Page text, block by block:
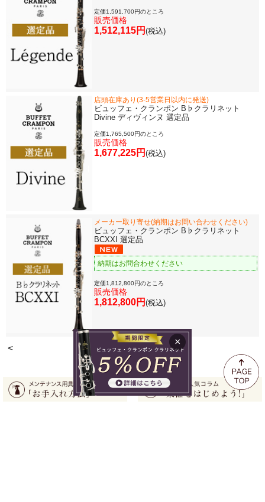
×
定価1,591,700円のところ
販売価格
1,512,115円 (税込)
店頭在庫あり(3-5営業日以内に発送)
ビュッフェ・クランポン B♭クラリネット
Divine ディヴィンヌ 選定品
定価1,765,500円のところ
販売価格
1,677,225円 (税込)
メーカー取り寄せ(納期はお問い合わせください)
ビュッフェ・クランポン B♭クラリネット
BCXXI 選定品
納期はお問合わせください
定価1,812,800円のところ
販売価格
1,812,800円 (税込)
< 1 2